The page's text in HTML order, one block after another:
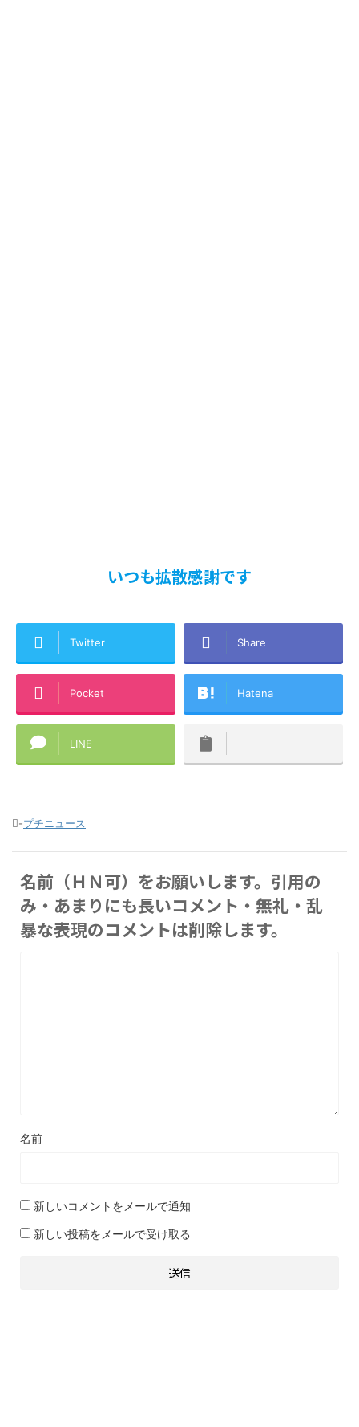
いつも拡散感謝です
Twitter Share
Pocket Hatena
LINE
-プチニュース
名前（ＨＮ可）をお願いします。引用の
み・あまりにも長いコメント・無礼・乱
暴な表現のコメントは削除します。
名前
新しいコメントをメールで通知
新しい投稿をメールで受け取る